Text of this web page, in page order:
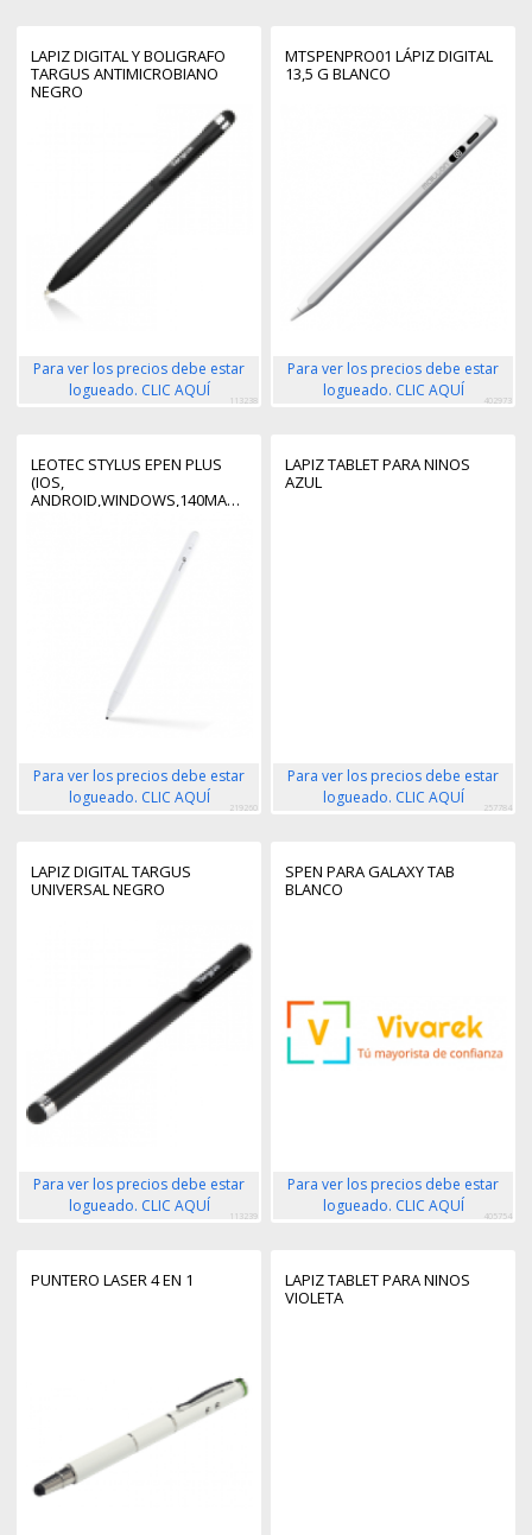
LAPIZ DIGITAL Y BOLIGRAFO
TARGUS ANTIMICROBIANO
NEGRO
Para ver los precios debe estar
logueado. CLIC AQUÍ
113238
MTSPENPRO01 LÁPIZ DIGITAL
13,5 G BLANCO
Para ver los precios debe estar
logueado. CLIC AQUÍ
402973
LEOTEC STYLUS EPEN PLUS
(IOS,
ANDROID,WINDOWS,140MAH,BLANCO,CARGA
Para ver los precios debe estar
logueado. CLIC AQUÍ
219260
LAPIZ TABLET PARA NINOS
AZUL
Para ver los precios debe estar
logueado. CLIC AQUÍ
257784
LAPIZ DIGITAL TARGUS
UNIVERSAL NEGRO
Para ver los precios debe estar
logueado. CLIC AQUÍ
113239
SPEN PARA GALAXY TAB
BLANCO
Para ver los precios debe estar
logueado. CLIC AQUÍ
405754
PUNTERO LASER 4 EN 1
LAPIZ TABLET PARA NINOS
VIOLETA